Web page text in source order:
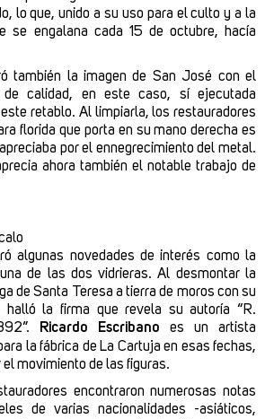
lo que, unido a su uso para el culto y a la
se engalana cada 15 de octubre, hacía
también la imagen de San José con el
de calidad, en este caso, sí ejecutada
retablo. Al limpiarla, los restauradores
florida que porta en su mano derecha es
por el ennegrecimiento del metal.
ahora también el notable trabajo de
algunas novedades de interés como la
de las dos vidrieras. Al desmontar la
de Santa Teresa a tierra de moros con su
halló la firma que revela su autoría “R.
Ricardo Escribano es un artista
la fábrica de La Cartuja en esas fechas,
movimiento de las figuras.
encontraron numerosas notas
de varias nacionalidades -asiáticos,